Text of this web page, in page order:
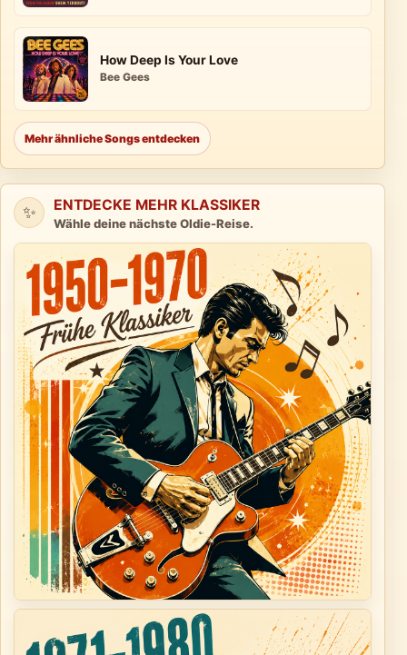
How Deep Is Your Love
Bee Gees
Mehr ähnliche Songs entdecken
✨ ENTDECKE MEHR KLASSIKER
Wähle deine nächste Oldie-Reise.